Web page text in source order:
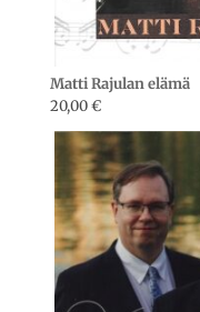
Matti Rajulan elämä
20,00€